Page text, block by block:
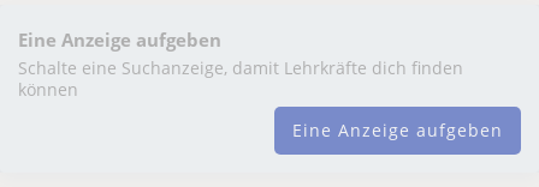
Eine Anzeige aufgeben
Schalte eine Suchanzeige, damit Lehrkräfte dich finden
können
Eine Anzeige aufgeben